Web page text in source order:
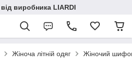
виробника LIARDI
Жіноча літній одяг Жіночий